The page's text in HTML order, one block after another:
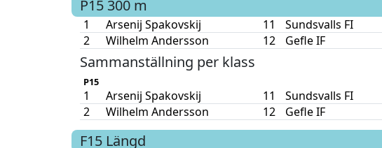
P15 300 m
1
Arsenij Spakovskij 11 Sundsvalls FI
2
Wilhelm Andersson 12 Gefle IF
Sammanställning per klass
P15
1 Arsenij Spakovskij 11 Sundsvalls FI
2
Wilhelm Andersson 12 Gefle IF
F15 Längd